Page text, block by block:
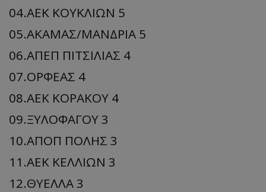
04.ΑΕΚ ΚΟΥΚΛΙΩΝ 5
05.AKAMΑΣ/ΜΑΝΔΡΙΑ 5
06.ΑΠΕΠ ΠΙΤΣΙΛΙΑΣ 4
07.ΟΡΦΕΑΣ 4
08.ΑΕΚ ΚΟΡΑΚΟΥ 4
09.ΞΥΛΟΦΑΓΟΥ 3
10.ΑΠΟΠ ΠΟΛΗΣ 3
11.ΑΕΚ ΚΕΛΛΙΩΝ 3
12.ΘΥΕΛΛΑ 3